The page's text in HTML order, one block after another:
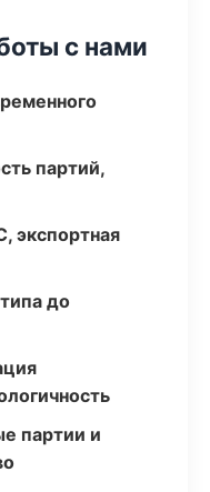
с нами
партий,
экспортная
до
партии и